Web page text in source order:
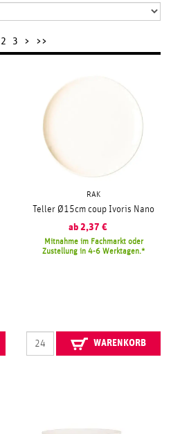
2 3 > >>
RAK
Teller Ø15cm coup Ivoris Nano
ab 2,37 €
Mitnahme im Fachmarkt oder
Zustellung in 4-6 Werktagen.
WARENKORB